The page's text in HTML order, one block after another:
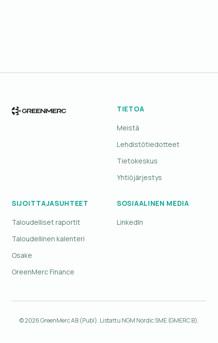
TIETOA
Meistä
Lehdistötiedotteet
Tietokeskus
Yhtiöjärjestys
SIJOITTAJASUHTEET
Taloudelliset raportit
Taloudellinen kalenteri
Osake
GreenMerc Finance
SOSIAALINEN MEDIA
LinkedIn
© 2026 GreenMerc AB (Publ). Listattu NGM Nordic SME (GMERC B).